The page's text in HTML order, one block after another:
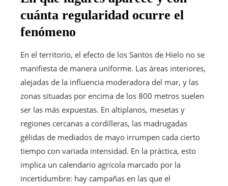
cuánta regularidad ocurre el
fenómeno
En el territorio, el efecto de los Santos de Hielo no se
manifiesta de manera uniforme. Las áreas interiores,
alejadas de la influencia moderadora del mar, y las
zonas situadas por encima de los 800 metros suelen
ser las más expuestas. En altiplanos, mesetas y
regiones cercanas a cordilleras, las madrugadas
gélidas de mediados de mayo irrumpen cada cierto
tiempo con variada intensidad. En la práctica, esto
implica un calendario agrícola marcado por la
incertidumbre: hay campañas en las que el